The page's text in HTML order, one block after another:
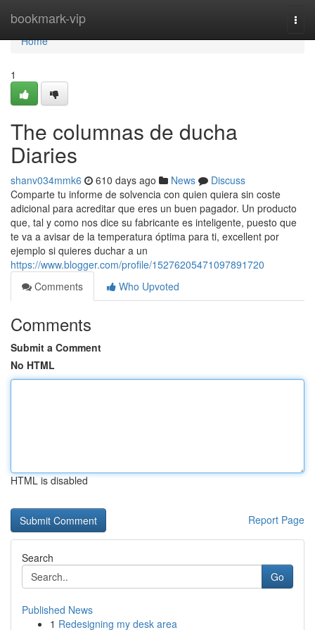
bookmark-vip
Home
Home
1
The columnas de ducha
Diaries
shanv034mmk6 610 days ago News
Discuss
Comparte tu informe de solvencia con quien quiera sin coste
adicional para acreditar que eres un buen pagador. Un producto
que, tal y como nos dice su fabricante es inteligente, puesto que
te va a avisar de la temperatura óptima para ti, excellent por
ejemplo si quieres duchar a un
https://www.blogger.com/profile/15276205471097891720
Comments
Who Upvoted
Comments
Submit a Comment
No HTML
HTML is disabled
Report Page
Search
Go
Published News
1 Redesigning my desk area